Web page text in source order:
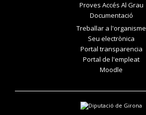
Proves Accés Al Grau
Documentació
Treballar a l'organisme
Seu electrònica
Portal transparencia
Portal de l'empleat
Moodle